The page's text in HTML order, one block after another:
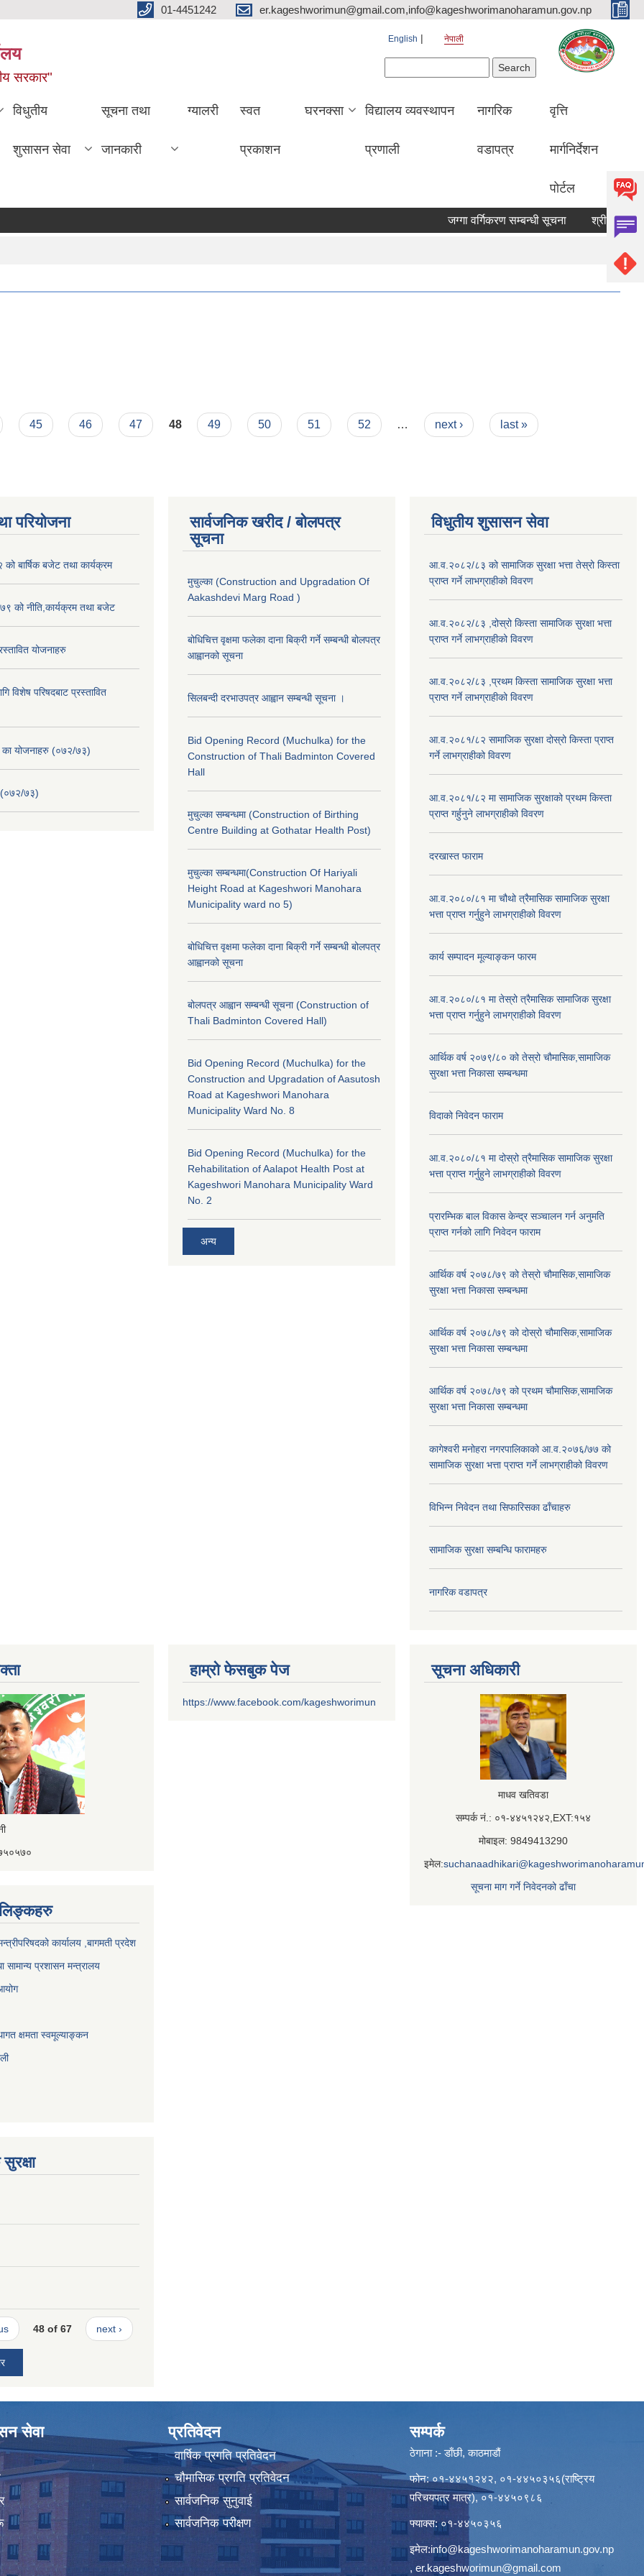
01-4451242 er.kageshworimun@gmail.com,info@kageshworimanoharamun.gov.np
सरकार"
English नेपाली
विधुतीय
शुसासन सेवा
सूचना तथा
जानकारी
ग्यालरी स्वत
प्रकाशन
घरनक्सा विद्यालय व्यवस्थापन
प्रणाली
नागरिक
वडापत्र
वृत्ति
मार्गनिर्देशन
पोर्टल
जग्गा वर्गिकरण सम्बन्धी सूचना श्री सिद्दि गणेश
45 46 47 48 49 50 51 52 … next › last »
परियोजना
बार्षिक बजेट तथा कार्यक्रम
को नीति,कार्यक्रम तथा बजेट
योजनाहरु
विशेष परिषदबाट प्रस्तावित
का योजनाहरु (०७२/७३)
(०७२/७३)
सार्वजनिक खरीद / बोलपत्र
सूचना
मुचुल्का (Construction and Upgradation Of
Aakashdevi Marg Road )
बोधिचित्त वृक्षमा फलेका दाना बिक्री गर्ने सम्बन्धी बोलपत्र
आह्वानको सूचना
सिलबन्दी दरभाउपत्र आह्वान सम्बन्धी सूचना ।
Bid Opening Record (Muchulka) for the
Construction of Thali Badminton Covered
Hall
मुचुल्का सम्बन्धमा (Construction of Birthing
Centre Building at Gothatar Health Post)
मुचुल्का सम्बन्धमा(Construction Of Hariyali
Height Road at Kageshwori Manohara
Municipality ward no 5)
बोधिचित्त वृक्षमा फलेका दाना बिक्री गर्ने सम्बन्धी बोलपत्र
आह्वानको सूचना
बोलपत्र आह्वान सम्बन्धी सूचना (Construction of
Thali Badminton Covered Hall)
Bid Opening Record (Muchulka) for the
Construction and Upgradation of Aasutosh
Road at Kageshwori Manohara
Municipality Ward No. 8
Bid Opening Record (Muchulka) for the
Rehabilitation of Aalapot Health Post at
Kageshwori Manohara Municipality Ward
No. 2
अन्य
विधुतीय शुसासन सेवा
आ.व.२०८२/८३ को सामाजिक सुरक्षा भत्ता तेस्रो किस्ता
प्राप्त गर्ने लाभग्राहीको विवरण
आ.व.२०८२/८३ ,दोस्रो किस्ता सामाजिक सुरक्षा भत्ता
प्राप्त गर्ने लाभग्राहीको विवरण
आ.व.२०८२/८३ ,प्रथम किस्ता सामाजिक सुरक्षा भत्ता
प्राप्त गर्ने लाभग्राहीको विवरण
आ.व.२०८१/८२ सामाजिक सुरक्षा दोस्रो किस्ता प्राप्त
गर्ने लाभग्राहीको विवरण
आ.व.२०८१/८२ मा सामाजिक सुरक्षाको प्रथम किस्ता
प्राप्त गर्हुनुने लाभग्राहीको विवरण
दरखास्त फाराम
आ.व.२०८०/८१ मा चौथो त्रैमासिक सामाजिक सुरक्षा
भत्ता प्राप्त गर्नुहुने लाभग्राहीको विवरण
कार्य सम्पादन मूल्याङ्कन फारम
आ.व.२०८०/८१ मा तेस्रो त्रैमासिक सामाजिक सुरक्षा
भत्ता प्राप्त गर्नुहुने लाभग्राहीको विवरण
आर्थिक वर्ष २०७९/८० को तेस्रो चौमासिक,सामाजिक
सुरक्षा भत्ता निकासा सम्बन्धमा
विदाको निवेदन फाराम
आ.व.२०८०/८१ मा दोस्रो त्रैमासिक सामाजिक सुरक्षा
भत्ता प्राप्त गर्नुहुने लाभग्राहीको विवरण
प्रारम्भिक बाल विकास केन्द्र सञ्चालन गर्न अनुमति
प्राप्त गर्नको लागि निवेदन फाराम
आर्थिक वर्ष २०७८/७९ को तेस्रो चौमासिक,सामाजिक
सुरक्षा भत्ता निकासा सम्बन्धमा
आर्थिक वर्ष २०७८/७९ को दोस्रो चौमासिक,सामाजिक
सुरक्षा भत्ता निकासा सम्बन्धमा
आर्थिक वर्ष २०७८/७९ को प्रथम चौमासिक,सामाजिक
सुरक्षा भत्ता निकासा सम्बन्धमा
कागेश्वरी मनोहरा नगरपालिकाको आ.व.२०७६/७७ को
सामाजिक सुरक्षा भत्ता प्राप्त गर्ने लाभग्राहीको विवरण
विभिन्न निवेदन तथा सिफारिसका ढाँचाहरु
सामाजिक सुरक्षा सम्बन्धि फारामहरु
नागरिक वडापत्र
लिङ्कहरु
कार्यालय ,बागमती प्रदेश
सामान्य प्रशासन मन्त्रालय
क्षमता स्वमूल्याङ्कन
48 of 67 next ›
हाम्रो फेसबुक पेज
https://www.facebook.com/kageshworimun
सूचना अधिकारी
माधव खतिवडा
सम्पर्क नं.: ०१-४४५१२४२,EXT:१५४
मोबाइल: 9849413290
इमेल:
सूचना माग गर्ने निवेदनको ढाँचा
सेवा प्रतिवेदन
वार्षिक प्रगति प्रतिवेदन
चौमासिक प्रगति प्रतिवेदन
सार्वजनिक सुनुवाई
सार्वजनिक परीक्षण
सम्पर्क
ठेगाना :- डाँछी, काठमाडौं
फोन: ०१-४४५१२४२, ०१-४४५०३५६(राष्ट्रिय
परिचयपत्र मात्र), ०१-४४५०९८६
फ्याक्स: ०१-४४५०३५६
इमेल:info@kageshworimanoharamun.gov.np
, er.kageshworimun@gmail.com